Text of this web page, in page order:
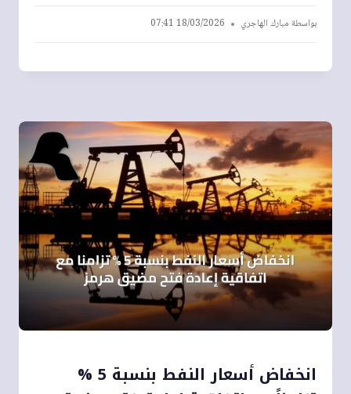
بواسطةمبارك الهاجري 18/03/2026 07:41
انخفاض أسعار النفط بنسبة 5 %